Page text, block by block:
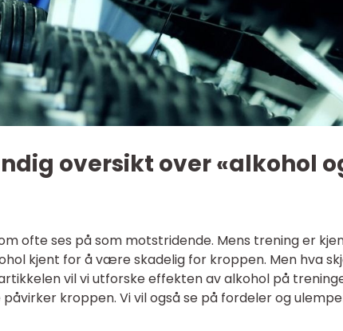
oversikt over «alkohol
ofte ses på som motstridende. Mens trening er
kjent for å være skadelig for kroppen. Men hva
vil vi utforske effekten av alkohol på
kroppen. Vi vil også se på fordeler og